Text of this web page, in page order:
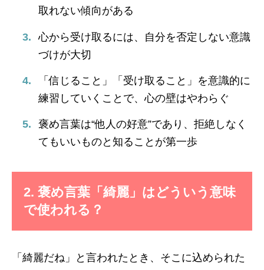
取れない傾向がある
心から受け取るには、自分を否定しない意識
づけが大切
「信じること」「受け取ること」を意識的に
練習していくことで、心の壁はやわらぐ
褒め言葉は“他人の好意”であり、拒絶しなく
てもいいものと知ることが第一歩
2. 褒め言葉「綺麗」はどういう意味
で使われる？
「綺麗だね」と言われたとき、そこに込められた